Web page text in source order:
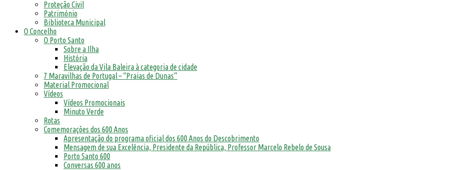
Proteção Civil
Património
Biblioteca Municipal
O Concelho
O Porto Santo
Sobre a Ilha
História
Elevação da Vila Baleira à categoria de cidade
7 Maravilhas de Portugal – “Praias de Dunas”
Material Promocional
Vídeos
Vídeos Promocionais
Minuto Verde
Rotas
Comemorações dos 600 Anos
Apresentação do programa oficial dos 600 Anos do Descobrimento
Mensagem de sua Excelência, Presidente da República, Professor Marcelo Rebelo de Sousa
Porto Santo 600
Conversas 600 anos